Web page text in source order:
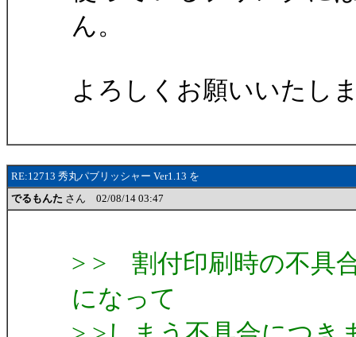
ん。
よろしくお願いいたし
RE:12713 秀丸パブリッシャー Ver1.13 を
でるもんた さん 02/08/14 03:47
> > 割付印刷時の不具
になって